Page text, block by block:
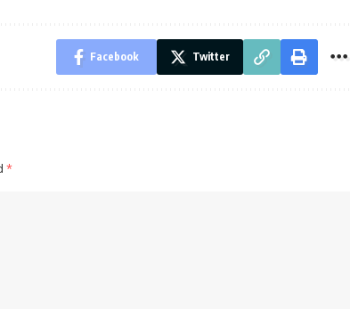
Facebook Twitter
*